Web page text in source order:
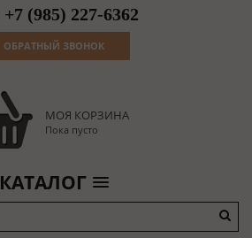
+7 (985) 227-6362
ОБРАТНЫЙ ЗВОНОК
МОЯ КОРЗИНА
Пока пусто
КАТАЛОГ